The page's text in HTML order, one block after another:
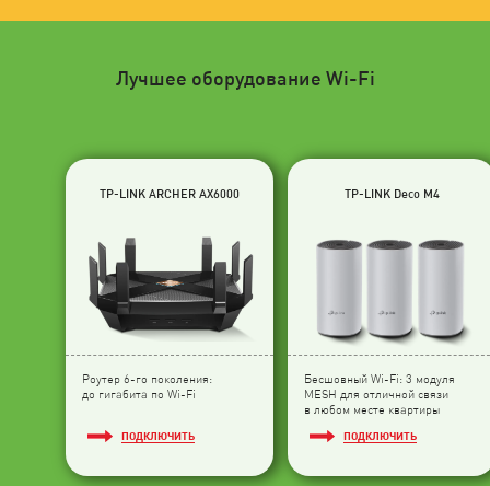
Лучшее оборудование Wi-Fi
TP-LINK ARCHER AX6000
Роутер 6-го поколения:
до гигабита по Wi-Fi
ПОДКЛЮЧИТЬ
TP-LINK Deco M4
Бесшовный Wi-Fi: 3 модуля
МESH для отличной связи
в любом месте квартиры
ПОДКЛЮЧИТЬ